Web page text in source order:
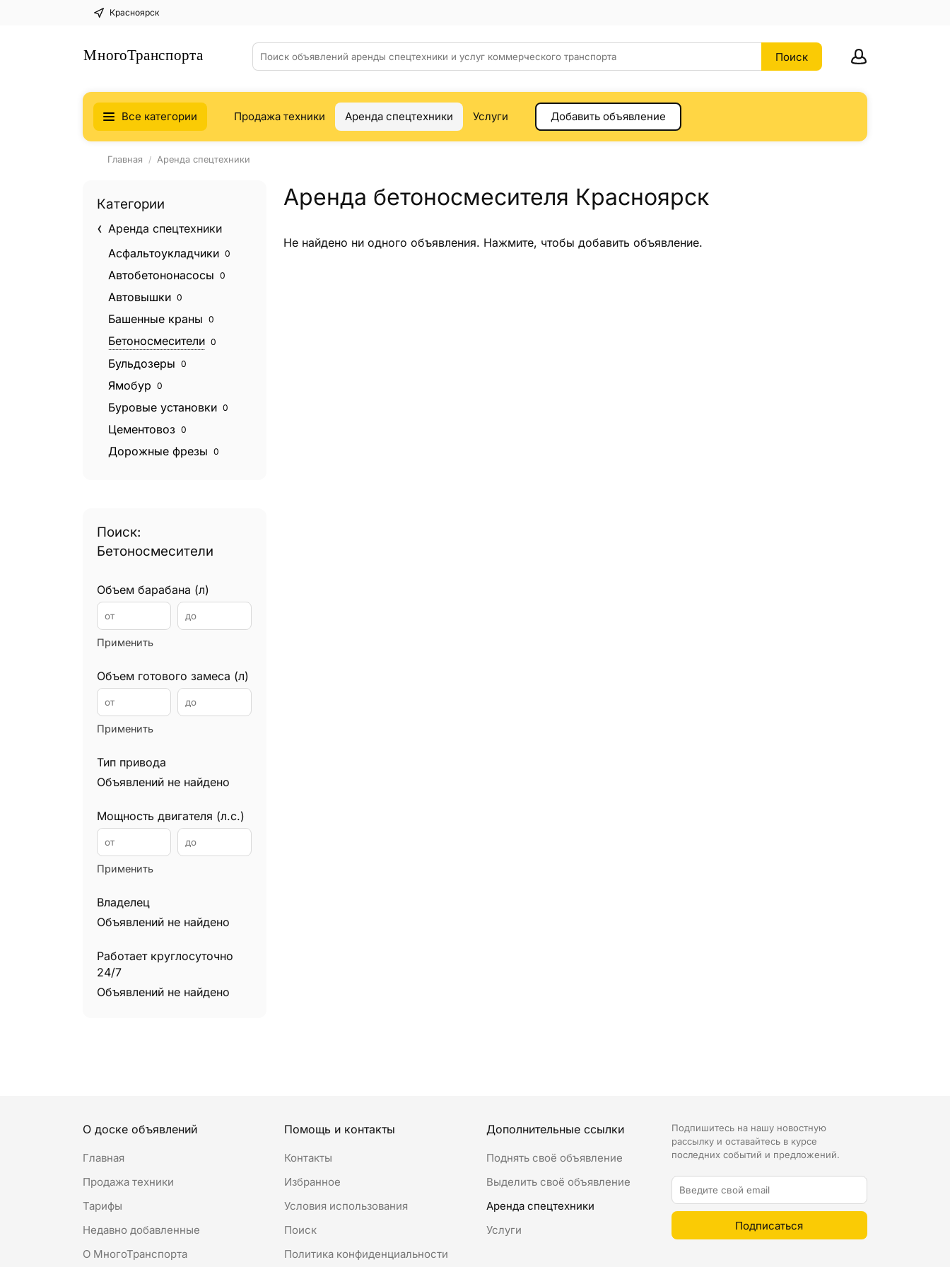
Красноярск
Все категории Продажа техники Аренда спецтехники Услуги Добавить объявление
Главная Аренда спецтехники
Категории
Аренда спецтехники
Асфальтоукладчики 0
Автобетононасосы 0
Автовышки 0
Башенные краны 0
Бетоносмесители 0
Бульдозеры 0
Ямобур 0
Буровые установки 0
Цементовоз 0
Дорожные фрезы 0
Эвакуаторы
Грейдеры 0
Грейферные погрузчики 0
Гудронаторы 0
Илососы
Каналопромывочные машины
Автокраны 0
Манипуляторы 0
Мини экскаваторы
Минипогрузчики
Мусоровозы 0
Уборочные машины
Вилочные погрузчики
Ричтраки
Телескопические погрузчики
Трактора
Трубоукладчики 0
Поиск:
Бетоносмесители
Объем барабана (л)
Применить
Объем готового замеса (л)
Применить
Тип привода
Объявлений не найдено
Мощность двигателя (л.с.)
Применить
Владелец
Объявлений не найдено
Работает круглосуточно
24/7
Объявлений не найдено
Аренда бетоносмесителя Красноярск
Не найдено ни одного объявления. Нажмите, чтобы добавить объявление.
Подпишитесь на нашу новостную
рассылку и оставайтесь в курсе
последних событий и предложений.
О доске объявлений
Главная
Продажа техники
Тарифы
Недавно добавленные
О МногоТранспорта
Помощь и контакты
Контакты
Избранное
Условия использования
Поиск
Политика конфиденциальности
Дополнительные ссылки
Поднять своё объявление
Выделить своё объявление
Аренда спецтехники
Услуги